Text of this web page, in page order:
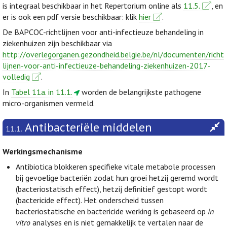
is integraal beschikbaar in het Repertorium online als 11.5.
, en
er is ook een pdf versie beschikbaar: klik hier
.
De BAPCOC-richtlijnen voor anti-infectieuze behandeling in
ziekenhuizen zijn beschikbaar via
http://overlegorganen.gezondheid.belgie.be/nl/documenten/richt
lijnen-voor-anti-infectieuze-behandeling-ziekenhuizen-2017-
volledig
.
In Tabel 11a. in 11.1.
worden de belangrijkste pathogene
micro-organismen vermeld.
11.1. Antibacteriële middelen
Werkingsmechanisme
Antibiotica blokkeren specifieke vitale metabole processen
bij gevoelige bacteriën zodat hun groei hetzij geremd wordt
(bacteriostatisch effect), hetzij definitief gestopt wordt
(bactericide effect). Het onderscheid tussen
bacteriostatische en bactericide werking is gebaseerd op in
vitro analyses en is niet gemakkelijk te vertalen naar de